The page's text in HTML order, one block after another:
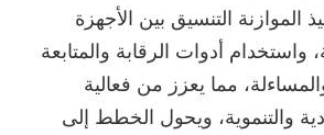
الموازنة التنسيق بين الأجهزة
واستخدام أدوات الرقابة والمتابعة
مما يعزز من فعالية
والتنموية، ويحول الخطط إلى